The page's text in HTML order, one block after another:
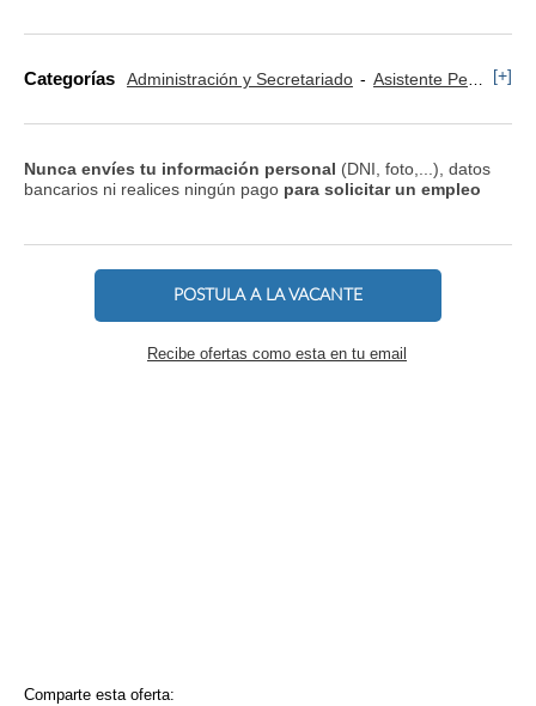
Categorías Administración y Secretariado Asistente Personal [+]
Nunca envíes tu información personal (DNI, foto,...), datos
bancarios ni realices ningún pago para solicitar un empleo
POSTULA A LA VACANTE
Recibe ofertas como esta en tu email
Comparte esta oferta: